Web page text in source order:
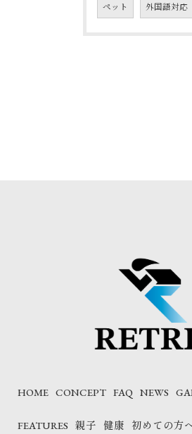
ペット 外国語対応
HOME CONCEPT FAQ NEWS
FEATURES 親子 健康 初めての方